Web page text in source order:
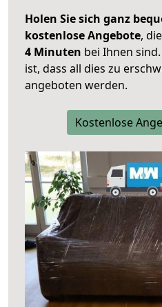
Holen Sie sich ganz
kostenlose Angebote,
4 Minuten bei Ihnen
ist, dass all dies zu
angeboten werden.
Kostenlose